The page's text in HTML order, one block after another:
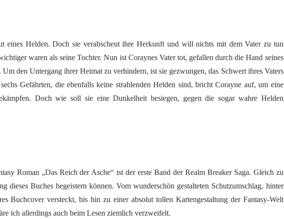
eines Helden. Doch sie verabscheut ihre Herkunft und will nichts mit dem Vater zu tun
waren als seine Tochter. Nun ist Coraynes Vater tot, gefallen durch die Hand seines
den Untergang ihrer Heimat zu verhindern, ist sie gezwungen, das Schwert ihres Vaters
Gefährten, die ebenfalls keine strahlenden Helden sind, bricht Corayne auf, um eine
Doch wie soll sie eine Dunkelheit besiegen, gegen die sogar wahre Helden
Roman „Das Reich der Asche“ ist der erste Band der Realm Breaker Saga. Gleich zu
dieses Buches begeistern können. Vom wunderschön gestalteten Schutzumschlag, hinter
Buchcover versteckt, bis hin zu einer absolut tollen Kartengestaltung der Fantasy-Welt
ich allerdings auch beim Lesen ziemlich verzweifelt.